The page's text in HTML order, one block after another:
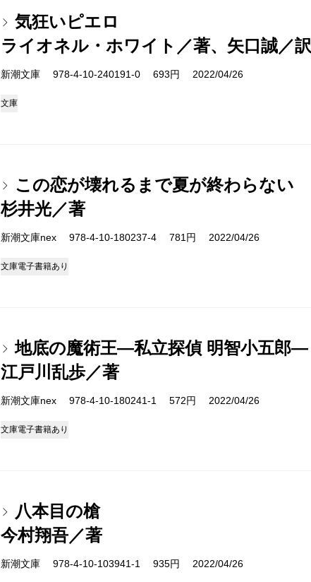
気狂いピエロ
ライオネル・ホワイト／著、矢口誠／訳
新潮文庫 978-4-10-240191-0 693円 2022/04/26
文庫
この恋が壊れるまで夏が終わらない
杉井光／著
新潮文庫nex 978-4-10-180237-4 781円 2022/04/26
文庫電子書籍あり
地底の魔術王―私立探偵 明智小五郎―
江戸川乱歩／著
新潮文庫nex 978-4-10-180241-1 572円 2022/04/26
文庫電子書籍あり
八本目の槍
今村翔吾／著
新潮文庫 978-4-10-103941-1 935円 2022/04/26